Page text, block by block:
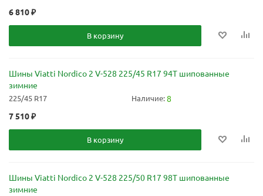
6 810₽
В корзину
Шины Viatti Nordico 2 V-528 225/45 R17 94T шипованные
зимние
225/45 R17 Наличие:8
7 510₽
В корзину
Шины Viatti Nordico 2 V-528 225/50 R17 98T шипованные
зимние